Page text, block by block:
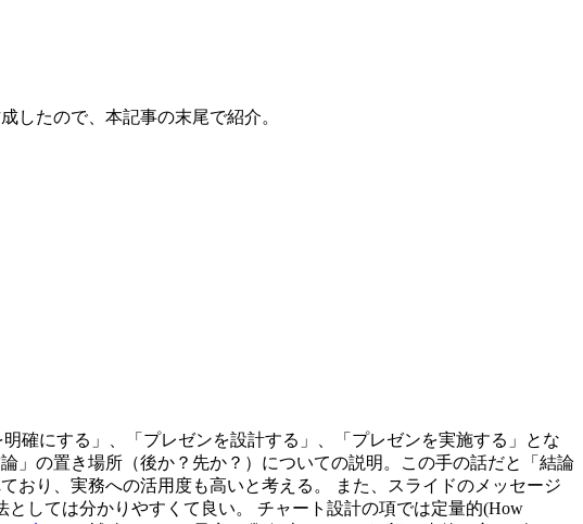
したので、本記事の末尾で紹介。
確にする」、「プレゼンを設計する」、「プレゼンを実施する」とな
」の置き場所（後か？先か？）についての説明。この手の話だと「結論
おり、実務への活用度も高いと考える。 また、スライドのメッセージ
としては分かりやすくて良い。 チャート設計の項では定量的(How